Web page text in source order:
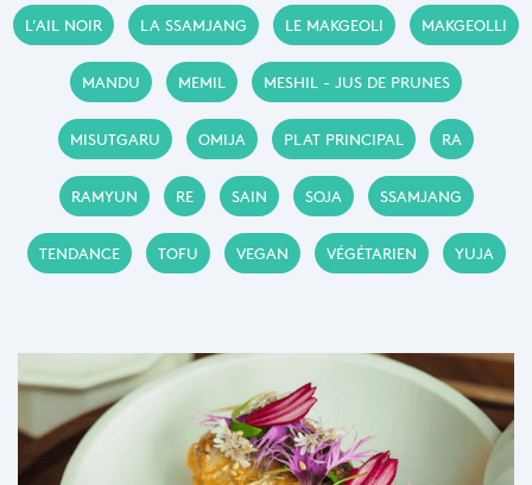
L’AIL NOIR LA SSAMJANG LE MAKGEOLI MAKGEOLLI
MANDU MEMIL MESHIL - JUS DE PRUNES
MISUTGARU OMIJA PLAT PRINCIPAL RA
RAMYUN RE SAIN SOJA SSAMJANG
TENDANCE TOFU VEGAN VÉGÉTARIEN YUJA